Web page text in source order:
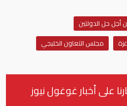
أجل حل الدولتين
مجلس التعاون الخليجي
على أخبار غوغول نيوز